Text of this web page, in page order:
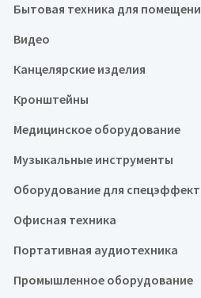
Бытовая техника для
Видео
Канцелярские изделия
Кронштейны
Медицинское оборудование
Музыкальные инструменты
Оборудование для
Офисная техника
Портативная аудиотехника
Промышленное оборудование